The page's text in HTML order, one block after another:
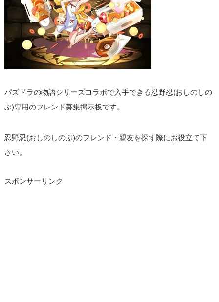
パズドラの物語シリーズコラボで入手できる忍野忍(おしのしの
ぶ)専用のフレンド募集掲示板です。
忍野忍(おしのしのぶ)のフレンド・親友を探す際にお役立て下
さい。
スポンサーリンク